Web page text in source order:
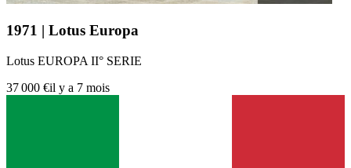
1971 | Lotus Europa
Lotus EUROPA II° SERIE
37 000 €il y a 7 mois